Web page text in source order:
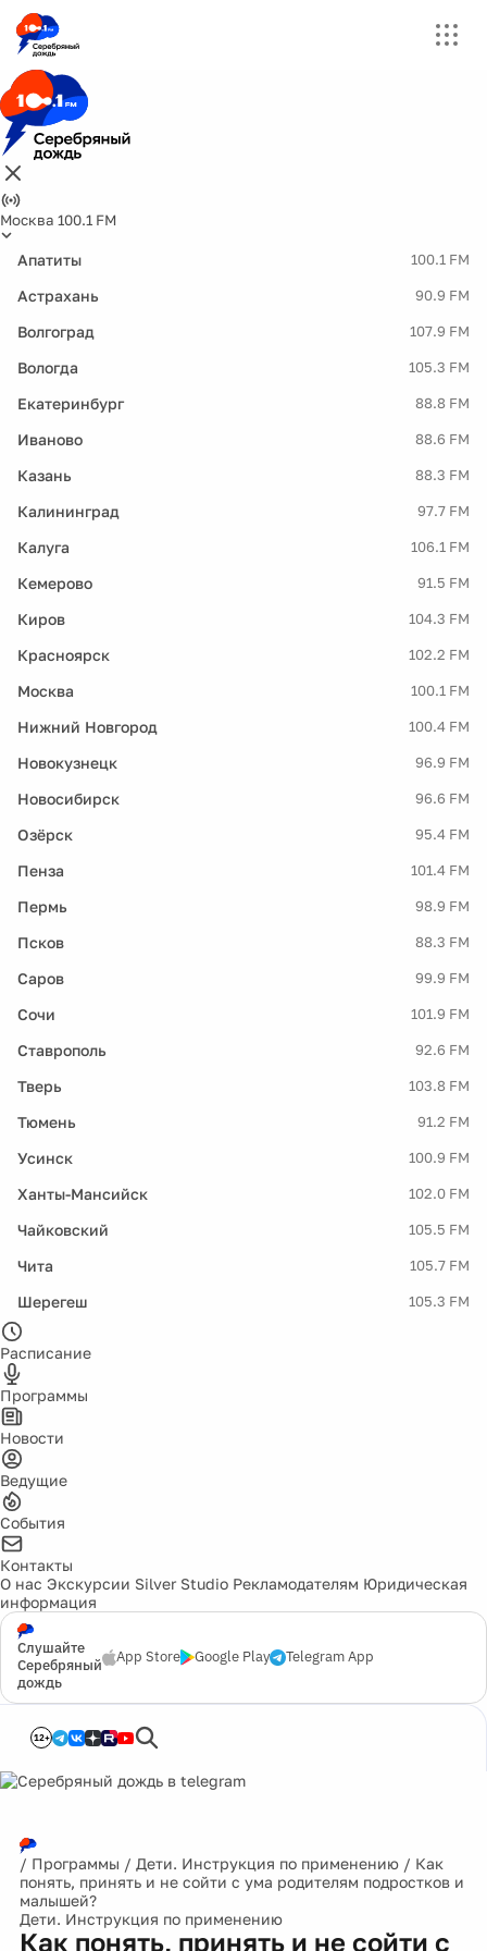
Москва 100.1 FM
Апатиты 100.1 FM
Астрахань 90.9 FM
Волгоград 107.9 FM
Вологда 105.3 FM
Екатеринбург 88.8 FM
Иваново 88.6 FM
Казань 88.3 FM
Калининград 97.7 FM
Калуга 106.1 FM
Кемерово 91.5 FM
Киров 104.3 FM
Красноярск 102.2 FM
Москва 100.1 FM
Нижний Новгород 100.4 FM
Новокузнецк 96.9 FM
Новосибирск 96.6 FM
Озёрск 95.4 FM
Пенза 101.4 FM
Пермь 98.9 FM
Псков 88.3 FM
Саров 99.9 FM
Сочи 101.9 FM
Ставрополь 92.6 FM
Тверь 103.8 FM
Тюмень 91.2 FM
Усинск 100.9 FM
Ханты-Мансийск 102.0 FM
Чайковский 105.5 FM
Чита 105.7 FM
Шерегеш 105.3 FM
Расписание
Программы
Новости
Ведущие
События
Контакты
О нас Экскурсии Silver Studio Рекламодателям Юридическая
информация
Слушайте
Серебряный
дождь
App Store Google Play Telegram App
12+
/ Программы / Дети. Инструкция по применению / Как
понять, принять и не сойти с ума родителям подростков и
малышей?
Дети. Инструкция по применению
Как понять, принять и не сойти с